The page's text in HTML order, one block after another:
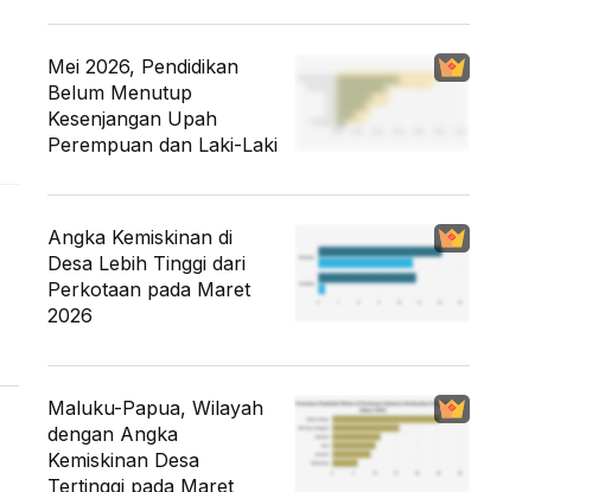
Mei 2026, Pendidikan
Belum Menutup
Kesenjangan Upah
Perempuan dan Laki-Laki
Angka Kemiskinan di
Desa Lebih Tinggi dari
Perkotaan pada Maret
2026
Maluku-Papua, Wilayah
dengan Angka
Kemiskinan Desa
Tertinggi pada Maret